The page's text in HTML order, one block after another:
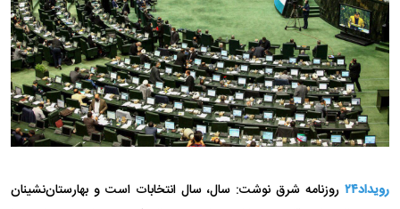
رویداد۲۴
روزنامه شرق نوشت: سال، سال انتخابات است و بهارستان‌نشینان